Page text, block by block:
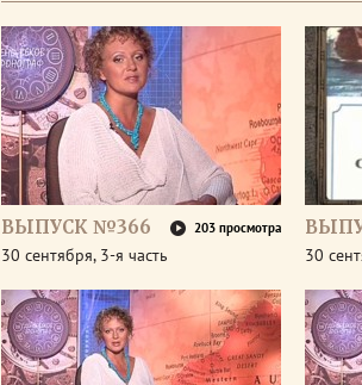
ВЫПУСК №366 203 просмотра
30 сентября, 3-я часть 30